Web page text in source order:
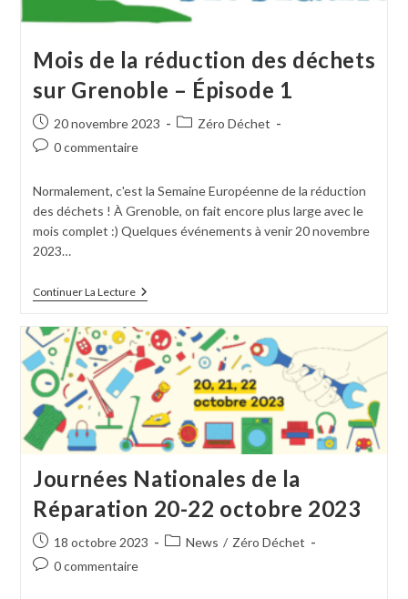
Mois de la réduction des déchets
sur Grenoble – Épisode 1
20 novembre 2023
Zéro Déchet
0 commentaire
Normalement, c'est la Semaine Européenne de la réduction
des déchets ! À Grenoble, on fait encore plus large avec le
mois complet :) Quelques événements à venir 20 novembre
2023…
Continuer La Lecture
Journées Nationales de la
Réparation 20-22 octobre 2023
18 octobre 2023 News / Zéro Déchet
0 commentaire